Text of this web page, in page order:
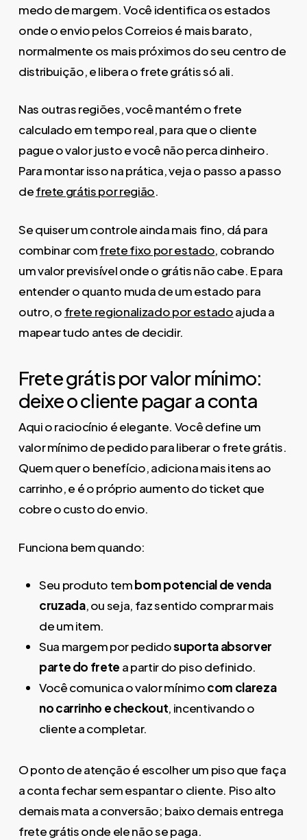
medo de margem. Você identifica os estados
onde o envio pelos Correios é mais barato,
normalmente os mais próximos do seu centro de
distribuição, e libera o frete grátis só ali.
Nas outras regiões, você mantém o frete
calculado em tempo real, para que o cliente
pague o valor justo e você não perca dinheiro.
Para montar isso na prática, veja o passo a passo
defrete grátis por região.
Se quiser um controle ainda mais fino, dá para
combinar comfrete fixo por estado, cobrando
um valor previsível onde o grátis não cabe. E para
entender o quanto muda de um estado para
outro, o frete regionalizado por estadoajuda a
mapear tudo antes de decidir.
Frete grátis por valor mínimo:
deixe o cliente pagar a conta
Aqui o raciocínio é elegante. Você define um
valor mínimo de pedido para liberar o frete grátis.
Quem quer o benefício, adiciona mais itens ao
carrinho, e é o próprio aumento do ticket que
cobre o custo do envio.
Funciona bem quando:
Seu produto tembom potencial de venda
cruzada, ou seja, faz sentido comprar mais
de um item.
Sua margem por pedidosuporta absorver
parte do frete a partir do piso definido.
Você comunica o valor mínimocom clareza
no carrinho e checkout, incentivando o
cliente a completar.
O ponto de atenção é escolher um piso que faça
a conta fechar sem espantar o cliente. Piso alto
demais mata a conversão; baixo demais entrega
frete grátis onde ele não se paga.